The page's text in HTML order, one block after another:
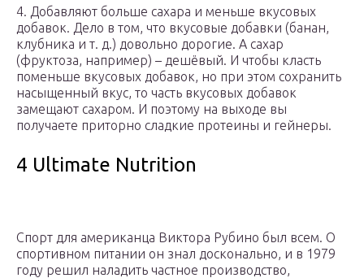
4. Добавляют больше сахара и меньше вкусовых
добавок. Дело в том, что вкусовые добавки (банан,
клубника и т. д.) довольно дорогие. А сахар
(фруктоза, например) – дешёвый. И чтобы класть
поменьше вкусовых добавок, но при этом сохранить
насыщенный вкус, то часть вкусовых добавок
замещают сахаром. И поэтому на выходе вы
получаете приторно сладкие протеины и гейнеры.
4 Ultimate Nutrition
Спорт для американца Виктора Рубино был всем. О
спортивном питании он знал досконально, и в 1979
году решил наладить частное производство,